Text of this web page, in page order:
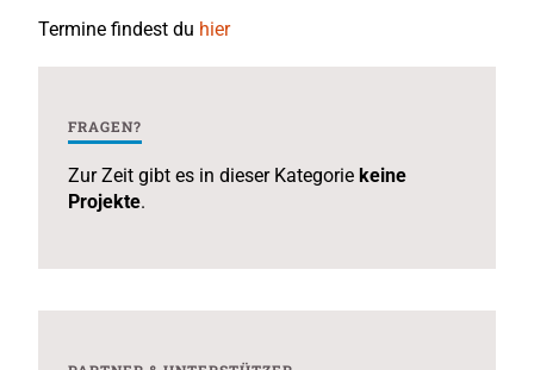
Termine findest du hier
FRAGEN?
Zur Zeit gibt es in dieser Kategorie keine
Projekte.